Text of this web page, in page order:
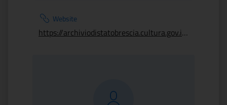
Website
https://archiviodistatobrescia.cultura.gov.it/home